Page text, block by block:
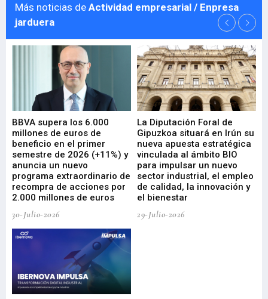
Más noticias de Actividad empresarial / Enpresa
jarduera
BBVA supera los 6.000
millones de euros de
beneficio en el primer
semestre de 2026 (+11%) y
anuncia un nuevo
programa extraordinario de
recompra de acciones por
2.000 millones de euros
30-Julio-2026
La Diputación Foral de
Gipuzkoa situará en Irún su
nueva apuesta estratégica
vinculada al ámbito BIO
para impulsar un nuevo
sector industrial, el empleo
de calidad, la innovación y
el bienestar
29-Julio-2026